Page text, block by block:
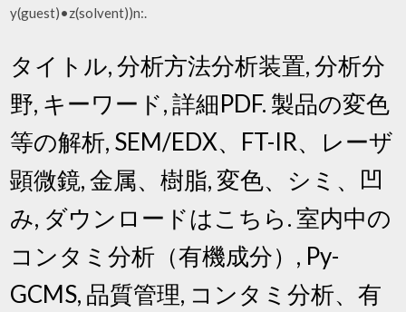
y(guest)•z(solvent))n:.
タイトル, 分析方法分析装置, 分析分
野, キーワード, 詳細PDF. 製品の変色
等の解析, SEM/EDX、FT-IR、レーザ
顕微鏡, 金属、樹脂, 変色、シミ、凹
み, ダウンロードはこちら. 室内中の
コンタミ分析（有機成分）, Py-
GCMS, 品質管理, コンタミ分析、有